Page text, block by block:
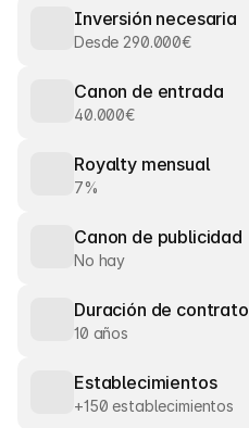
Inversión necesaria
Desde 290.000€
Canon de entrada
40.000€
Royalty mensual
7%
Canon de publicidad
No hay
Duración de contrato
10 años
Establecimientos
+150 establecimientos